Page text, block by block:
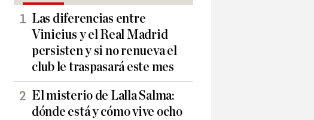
Las diferencias entre
Vinicius y el Real Madrid
persisten y si no renueva el
club le traspasará este mes
El misterio de Lalla Salma:
dónde está y cómo vive ocho